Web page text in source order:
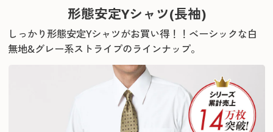
形態安定Yシャツ(長袖)
しっかり形態安定Yシャツがお買い得！！ ベーシックな白
無地&グレー系ストライプのラインナップ。